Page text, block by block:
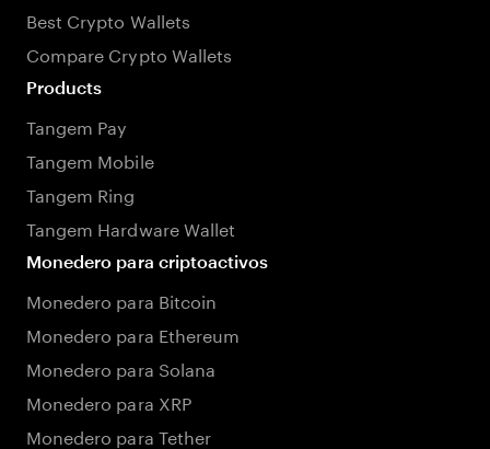
Best Crypto Wallets
Compare Crypto Wallets
Products
Tangem Pay
Tangem Mobile
Tangem Ring
Tangem Hardware Wallet
Monedero para criptoactivos
Monedero para Bitcoin
Monedero para Ethereum
Monedero para Solana
Monedero para XRP
Monedero para Tether